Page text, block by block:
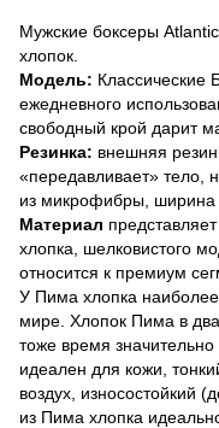
Мужские боксеры
хлопок.
Модель: Классические
ежедневного
свободный крой дарит
Резинка: внешняя
«передавливает» тело,
из микрофибры, ширина
Материал
хлопка, шелковистого
относится к премиум
У Пима хлопка
мире. Хлопок Пима в
тоже время
идеален для кожи,
воздух, износостойкий
из Пима хлопка